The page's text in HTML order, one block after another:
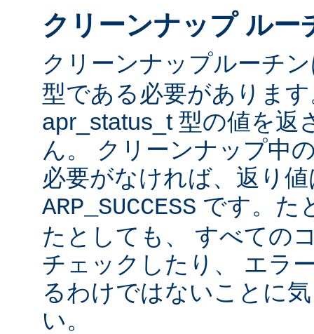
クリーンナップ ルー
クリーンナップルーチ
型である必要がありま
apr_status_t 型の値を返
ん。 クリーンナップ中
必要がなければ、返り
ARP_SUCCESS です。た
たとしても、 すべての
チェックしたり、 エラ
るわけではないことに
い。